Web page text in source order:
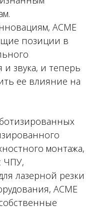
ACME
позиции в
звука, и теперь
ее влияние на
монтажа,
ЧПУ,
лазерной резки
ACME